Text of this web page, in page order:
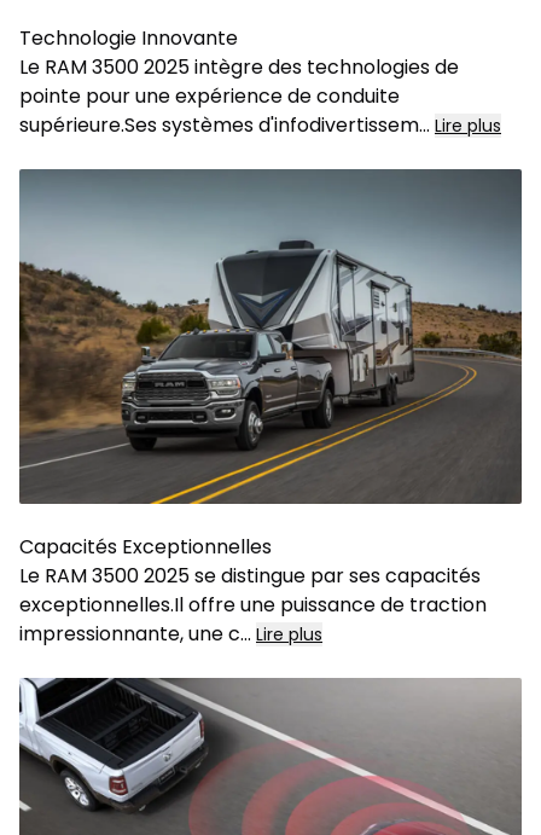
Technologie Innovante
Le RAM 3500 2025 intègre des technologies de
pointe pour une expérience de conduite
supérieure.Ses systèmes d'infodivertissem... Lire plus
Capacités Exceptionnelles
Le RAM 3500 2025 se distingue par ses capacités
exceptionnelles.Il offre une puissance de traction
impressionnante, une c... Lire plus